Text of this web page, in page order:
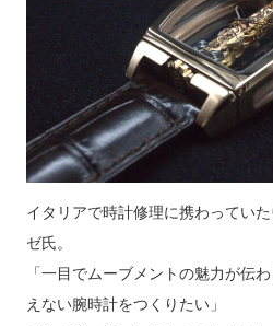
イタリアで時計修理に携わってい
ゼ氏。
「一目でムーブメントの魅力が伝
えない腕時計をつくりたい」